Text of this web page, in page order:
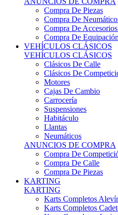
Compra De Neumáticos
Compra De Accesorios
Compra De
VEHÍCULOS CLÁSICOS
VEHÍCULOS CLÁSICOS
Clásicos De Calle
Clásicos De
Motores
Cajas De Cambio
Carrocería
Suspensiones
Habitáculo
Llantas
Neumáticos
ANUNCIOS DE COMPRA
Compra De
Compra De Calle
Compra De Piezas
KARTING
KARTING
Karts Completos Alevín
Karts Completos Cadete
Karts Completos Junior
Karts Completos